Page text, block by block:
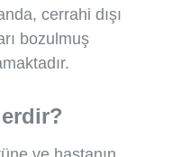
cerrahi dışı
bozulmuş